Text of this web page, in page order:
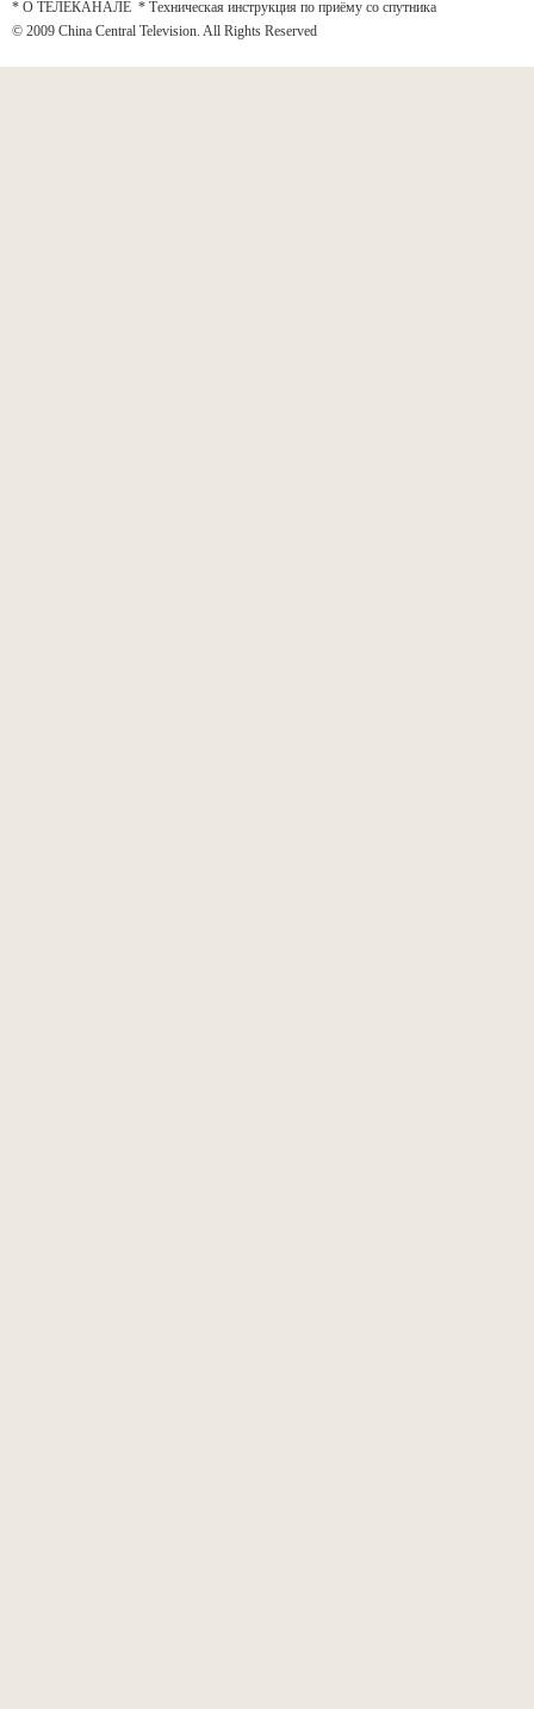
* О ТЕЛЕКАНАЛЕ * Техническая инструкция по приёму со спутника
© 2009 China Central Television. All Rights Reserved